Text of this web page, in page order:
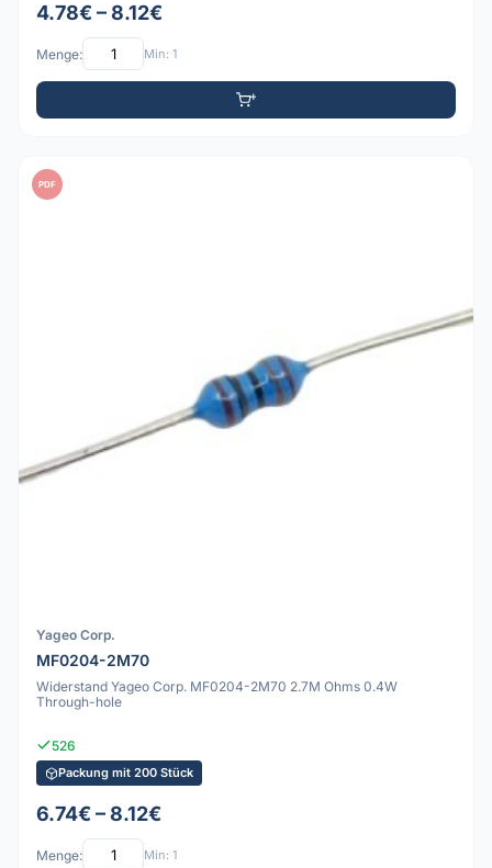
4.78€ – 8.12€
Menge: Min: 1
PDF
Yageo Corp.
MF0204-2M70
Widerstand Yageo Corp. MF0204-2M70 2.7M Ohms 0.4W
Through-hole
526
Packung mit 200 Stück
6.74€ – 8.12€
Menge: Min: 1